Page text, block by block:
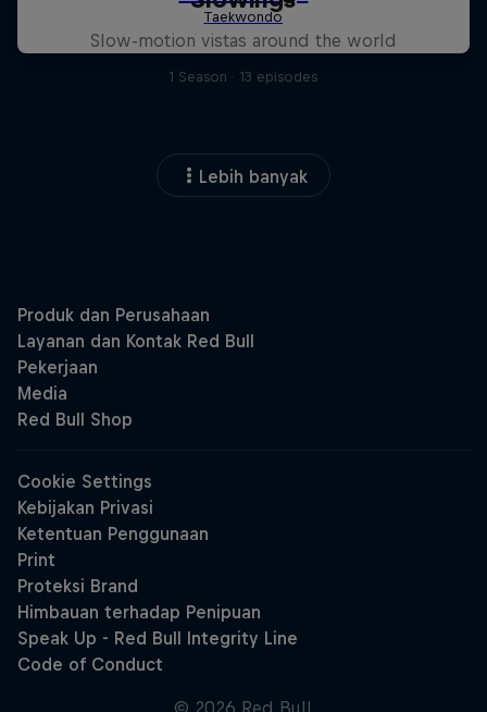
Slow-motion vistas around the world
1 Season · 13 episodes
Lebih banyak